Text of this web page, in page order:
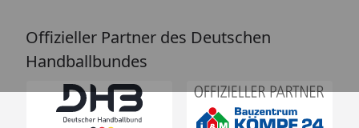
Offizieller Partner des Deutschen
Handballbundes